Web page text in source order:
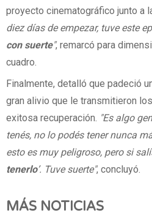
proyecto cinematográfico junto a
diez días de empezar, tuve este
con suerte", remarcó para
cuadro.
Finalmente, detalló que padeció
gran alivio que le transmitieron
exitosa recuperación. "Es algo
tenés, no lo podés tener nunca
esto es muy peligroso, pero si
tenerlo’. Tuve suerte", concluyó.
MÁS NOTICIAS